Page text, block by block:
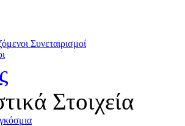
Συνεταιρισμοί
Στοιχεία